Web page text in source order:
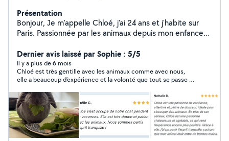
Présentation
Bonjour, Je m'appelle Chloé, j'ai 24 ans et j'habite sur
Paris. Passionnée par les animaux depuis mon enfance
gérante de l'entreprise Nos Zamis Poilus qui propose
des services pour veiller sur vos compagnons avec soin
et amour. Les services incluent : Promenades
quotidiennes pour chiens Visites à domicile et garde de
votre animal Nettoyage de la litière Soins particuliers
(nettoyage yeux et oreilles, brossage) Photos et videos
régulières pour vous rassurer pendant votre absence
pour que vous soyez toujours rassuré(s) pendant votre
absence N'hésitez pas à me contacter si besoin Merci
Dernier avis laissé par Sophie : 5/5
Il y a plus de 6 mois
Chloé est très gentille avec les animaux comme avec nous,
elle a beaucoup d’expérience et la volonté que tout se passe au